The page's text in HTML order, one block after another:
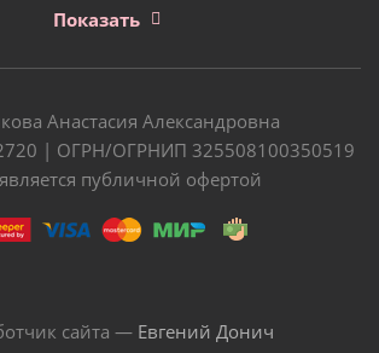
Показать
Анастасия Александровна
| ОГРН/ОГРНИП 325508100350519
публичной офертой
сайта — Евгений Донич